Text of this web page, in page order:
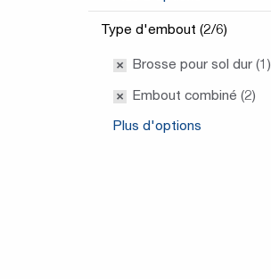
Type d'embout (2/6)
Brosse pour sol dur (1)
Embout combiné (2)
Plus d'options